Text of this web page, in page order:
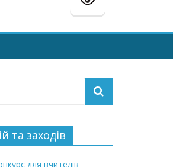
та заходів
для вчителів